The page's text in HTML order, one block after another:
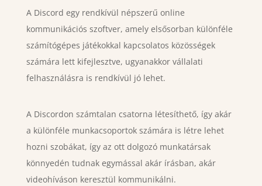
A Discord egy rendkívül népszerű online
kommunikációs szoftver, amely elsősorban különféle
számítógépes játékokkal kapcsolatos közösségek
számára lett kifejlesztve, ugyanakkor vállalati
felhasználásra is rendkívül jó lehet.
A Discordon számtalan csatorna létesíthető, így akár
a különféle munkacsoportok számára is létre lehet
hozni szobákat, így az ott dolgozó munkatársak
könnyedén tudnak egymással akár írásban, akár
videohíváson keresztül kommunikálni.